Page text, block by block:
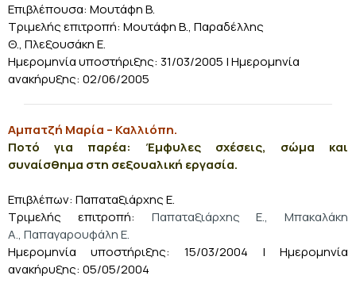
Επιβλέπουσα: Μουτάφη Β.
Τριμελής επιτροπή: Μουτάφη Β., Παραδέλλης
Θ., Πλεξουσάκη Ε.
Ημερομηνία υποστήριξης: 31/03/2005 | Ημερομηνία
ανακήρυξης: 02/06/2005
Αμπατζή Μαρία – Καλλιόπη.
Ποτό για παρέα: Έμφυλες σχέσεις, σώμα και
συναίσθημα στη σεξουαλική εργασία.
Επιβλέπων: Παπαταξιάρχης Ε.
Τριμελής επιτροπή: Παπαταξιάρχης Ε., Μπακαλάκη
Α., Παπαγαρουφάλη Ε.
Ημερομηνία υποστήριξης: 15/03/2004 | Ημερομηνία
ανακήρυξης: 05/05/2004